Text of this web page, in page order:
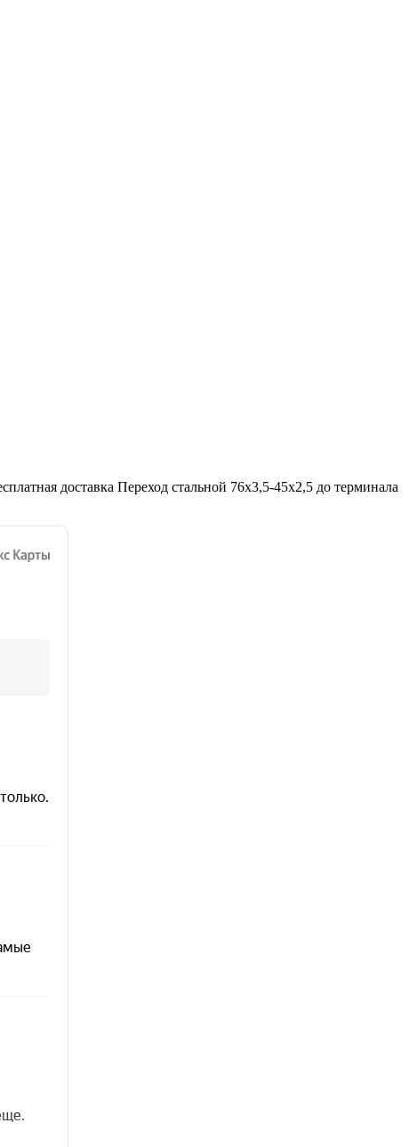
доставка Переход стальной 76х3,5-45х2,5 до терминала